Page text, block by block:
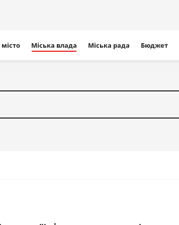
Міська влада Міська рада Бюджет